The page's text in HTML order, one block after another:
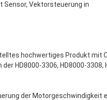
Sensor, Vektorsteuerung in
hochwertiges Produkt mit
HD8000-3306, HD8000-3308,
der Motorgeschwindigkeit